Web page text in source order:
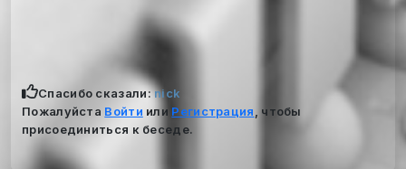
Спасибо сказали:nick
Пожалуйста Войти или Регистрация, чтобы
присоединиться к беседе.